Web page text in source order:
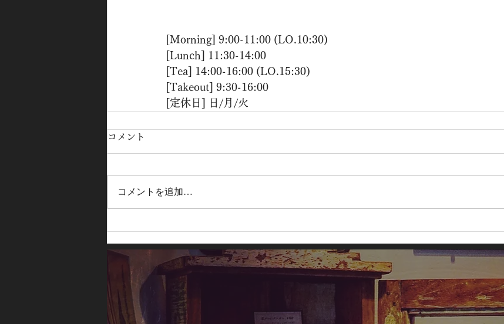
[Morning] 9:00-11:00 (LO.10:30)
[Lunch] 11:30-14:00
[Tea] 14:00-16:00 (LO.15:30)
[Takeout] 9:30-16:00
[定休日] 日/月/火
コメント
コメントを追加…